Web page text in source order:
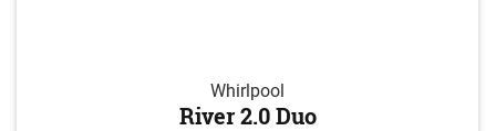
Whirlpool
River 2.0 Duo